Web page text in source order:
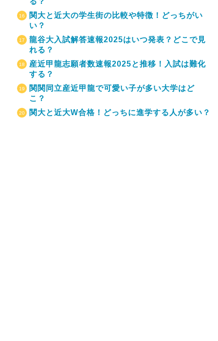
関大と近大の学生街の比較や特徴！どっちがい
い？
龍谷大入試解答速報2025はいつ発表？どこで見
れる？
産近甲龍志願者数速報2025と推移！入試は難化
する？
関関同立産近甲龍で可愛い子が多い大学はど
こ？
関大と近大W合格！どっちに進学する人が多い？